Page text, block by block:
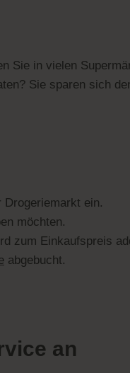
Sie in vielen
Sie sparen sich
Drogeriemarkt ein.
möchten.
zum Einkaufspreis
abgebucht.
an